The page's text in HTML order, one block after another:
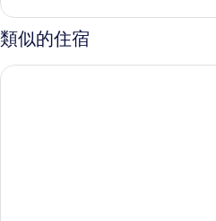
的
詳
情
類似的住宿
米蘭城市蜂巢飯店